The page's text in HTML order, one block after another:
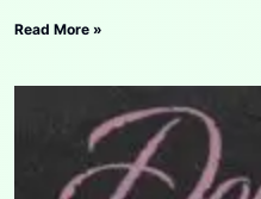
Read More »